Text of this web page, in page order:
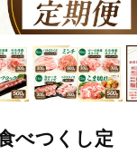
べつくし定